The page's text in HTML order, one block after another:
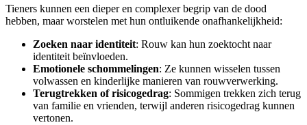
Tieners kunnen een dieper en complexer begrip van de dood
hebben, maar worstelen met hun ontluikende onafhankelijkheid:
Zoeken naar identiteit: Rouw kan hun zoektocht naar
identiteit beïnvloeden.
Emotionele schommelingen: Ze kunnen wisselen tussen
volwassen en kinderlijke manieren van rouwverwerking.
Terugtrekken of risicogedrag: Sommigen trekken zich terug
van familie en vrienden, terwijl anderen risicogedrag kunnen
vertonen.